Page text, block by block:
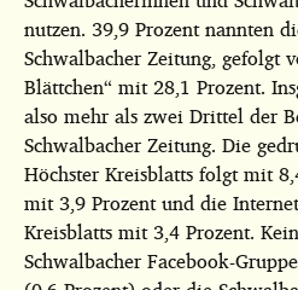
nutzen. 39,9 Prozent nannten
Schwalbacher Zeitung, gefolgt
Blättchen“ mit 28,1 Prozent.
also mehr als zwei Drittel der
Schwalbacher Zeitung. Die
Höchster Kreisblatts folgt mit
mit 3,9 Prozent und die
Kreisblatts mit 3,4 Prozent.
Schwalbacher Facebook-